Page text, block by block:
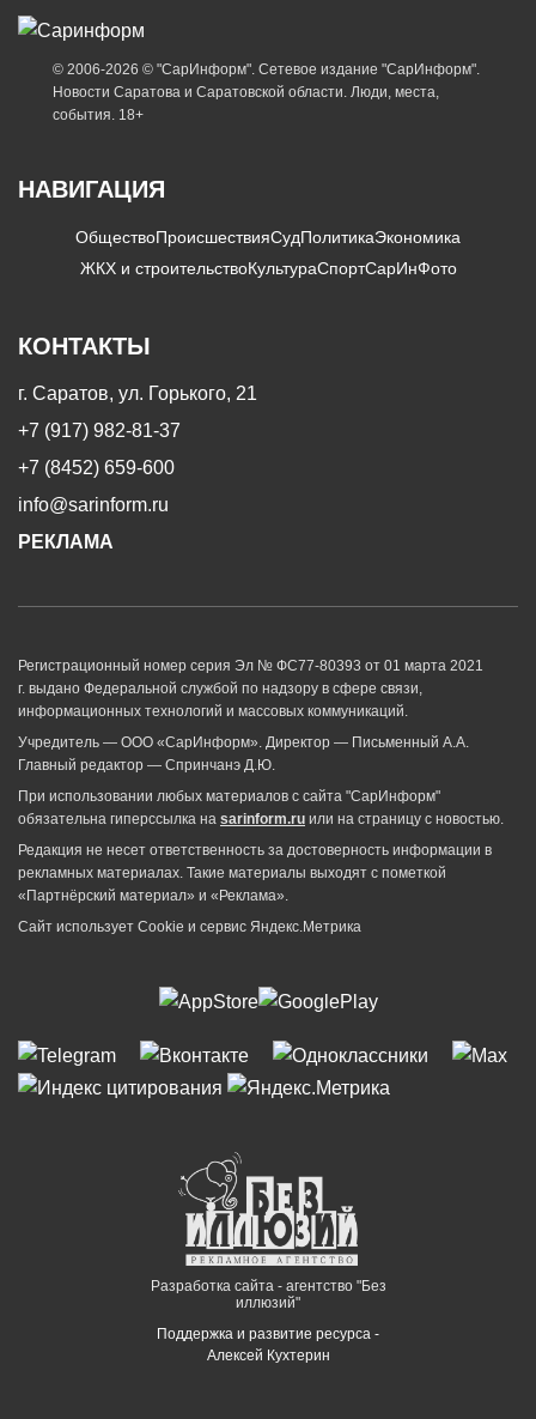
© 2006-2026 © "СарИнформ". Сетевое издание "СарИнформ".
Новости Саратова и Саратовской области. Люди, места,
события. 18+
НАВИГАЦИЯ
ОбществоПроисшествияСудПолитикаЭкономика
ЖКХ и строительствоКультураСпортСарИнФото
КОНТАКТЫ
г. Саратов, ул. Горького, 21
+7 (917) 982-81-37
+7 (8452) 659-600
info@sarinform.ru
РЕКЛАМА
Регистрационный номер серия Эл № ФС77-80393 от 01 марта 2021
г. выдано Федеральной службой по надзору в сфере связи,
информационных технологий и массовых коммуникаций.
Учредитель — ООО «СарИнформ». Директор — Письменный А.А.
Главный редактор — Спринчанэ Д.Ю.
При использовании любых материалов с сайта "СарИнформ"
обязательна гиперссылка на sarinform.ru или на страницу с новостью.
Редакция не несет ответственность за достоверность информации в
рекламных материалах. Такие материалы выходят с пометкой
«Партнёрский материал» и «Реклама».
Сайт использует Cookie и сервиc Яндекс.Метрика
Разработка сайта - агентство "Без
иллюзий"
Поддержка и развитие ресурса -
Алексей Кухтерин